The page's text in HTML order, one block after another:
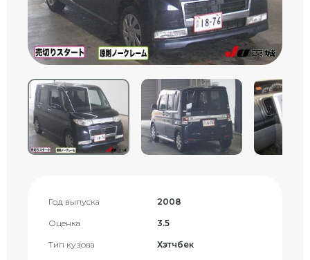
Год выпуска 2008
Оценка 3.5
Тип кузова Хэтчбек